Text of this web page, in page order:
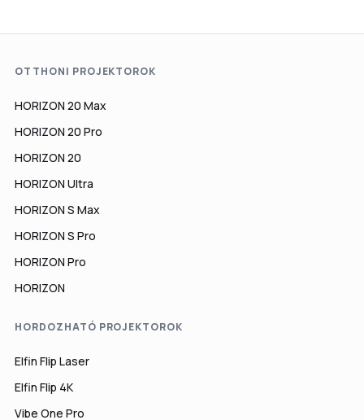
OTTHONI PROJEKTOROK
HORIZON 20 Max
HORIZON 20 Pro
HORIZON 20
HORIZON Ultra
HORIZON S Max
HORIZON S Pro
HORIZON Pro
HORIZON
HORDOZHATÓ PROJEKTOROK
Elfin Flip Laser
Elfin Flip 4K
Vibe One Pro